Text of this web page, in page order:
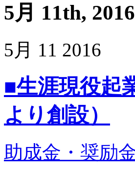
5月 11th, 2016
5月 11 2016
■生涯現役起
より創設）
助成金・奨励